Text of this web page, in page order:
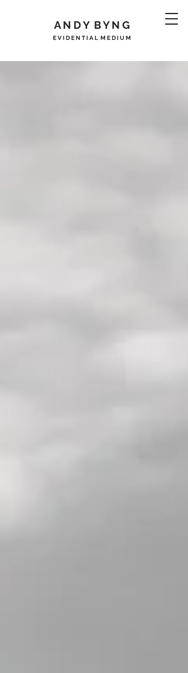
A N D Y B Y N G
E V I D E N T I A L M E D I U M